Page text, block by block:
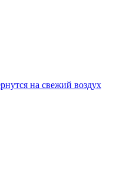
на свежий воздух